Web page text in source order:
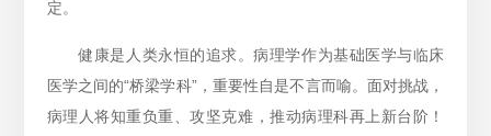
定。
健康是人类永恒的追求。病理学作为基础医学与临床
医学之间的“桥梁学科”，重要性自是不言而喻。面对挑战，
病理人将知重负重、攻坚克难，推动病理科再上新台阶！